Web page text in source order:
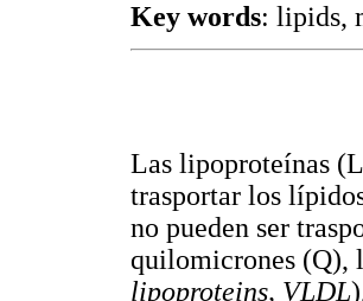
Key words: lipids,
Las lipoproteínas
trasportar los
no pueden ser
quilomicrones (Q),
lipoproteins, VLDL